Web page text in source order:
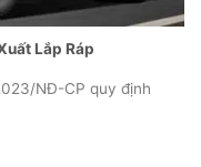
Lắp Ráp
NĐ-CP quy định